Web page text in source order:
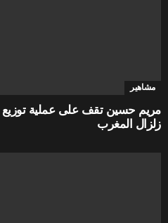
مشاهير
مريم حسين تقف على عملية توزيع
زلزال المغرب